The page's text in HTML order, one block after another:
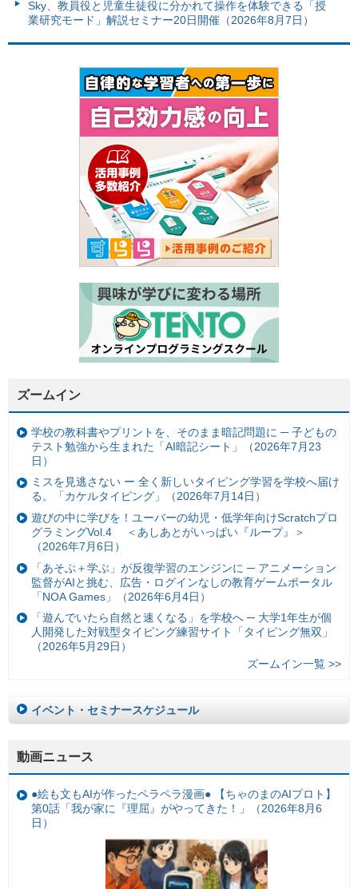
Sky、教員役と児童生徒役に分かれて操作を体験できる「授
業研究モード」解説セミナー20日開催（2026年8月7日）
ズームイン
学校の教科書やプリントを、そのまま暗記問題に ─ 子どもの
テスト勉強から生まれた「AI暗記シート」（2026年7月23
日）
ミスを見逃さない ー 全く新しいタイピング学習を学校へ届け
る。「カケルタイピング」（2026年7月14日）
遊びの中に学びを！ユーバーの幼児・低学年向けScratchプロ
グラミングVol.4 ＜あしあとがいっぱい『ループ』＞
（2026年7月6日）
「あそぶ＋学ぶ」が反復学習のエンジンに ─ アニメーション
監督がAIと挑む、広告・ログインなしの教育ゲームポータル
「NOA Games」（2026年6月4日）
「遊んでいたら自然と速くなる」を学校へ ─ 大学1年生が個
人開発した対戦型タイピング練習サイト「タイピング無双」
（2026年5月29日）
ズームイン一覧 >>
イベント・セミナースケジュール
動画ニュース
●絵も文もAIが作ったペラペラ漫画● 【ちゃのまのAIプロト】
第0話「我が家に『理屈』がやってきた！」（2026年8月6
日）